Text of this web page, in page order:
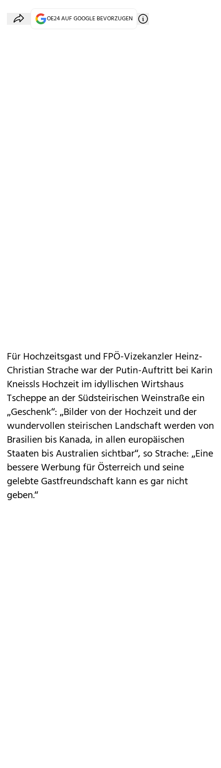
OE24 AUF GOOGLE BEVORZUGEN
Für Hochzeitsgast und FPÖ-Vizekanzler Heinz-
Christian Strache war der Putin-Auftritt bei Karin
Kneissls Hochzeit im idyllischen Wirtshaus
Tscheppe an der Südsteirischen Weinstraße ein
„Geschenk“: „Bilder von der Hochzeit und der
wundervollen steirischen Landschaft werden von
Brasilien bis Kanada, in allen europäischen
Staaten bis Aus­tralien sichtbar“, so Strache: „Eine
bessere Werbung für Österreich und seine
gelebte Gastfreundschaft kann es gar nicht
geben.“